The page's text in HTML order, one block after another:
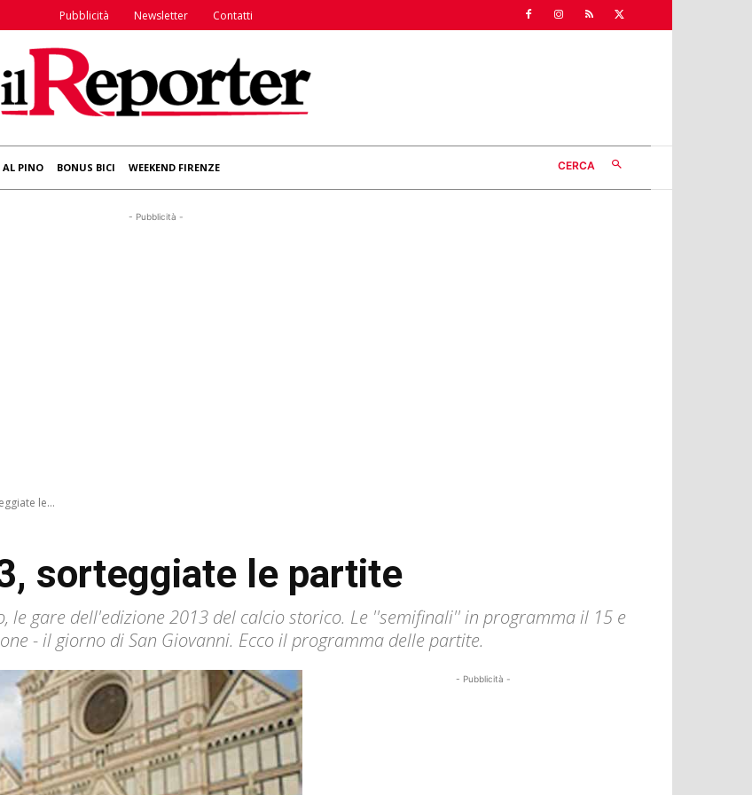
Pubblicità Newsletter Contatti
AL PINO BONUS BICI WEEKEND FIRENZE CERCA
- Pubblicità -
le...
sorteggiate le partite
le gare dell'edizione 2013 del calcio storico. Le ''semifinali'' in programma il 15 e
- il giorno di San Giovanni. Ecco il programma delle partite.
- Pubblicità -